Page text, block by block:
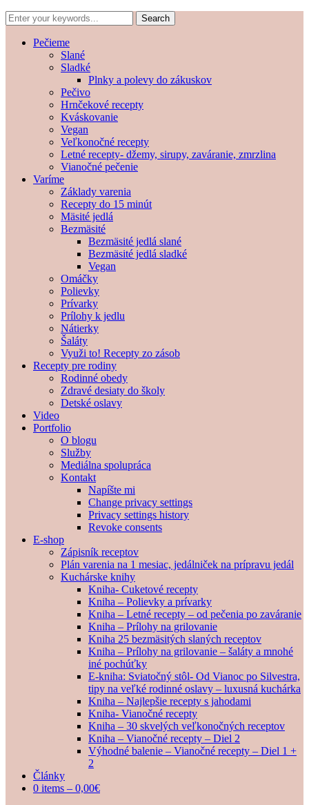
Pečieme
Slané
Sladké
Plnky a polevy do zákuskov
Pečivo
Hrnčekové recepty
Kváskovanie
Vegan
Veľkonočné recepty
Letné recepty- džemy, sirupy, zaváranie, zmrzlina
Vianočné pečenie
Varíme
Základy varenia
Recepty do 15 minút
Mäsité jedlá
Bezmäsité
Bezmäsité jedlá slané
Bezmäsité jedlá sladké
Vegan
Omáčky
Polievky
Prívarky
Prílohy k jedlu
Nátierky
Šaláty
Využi to! Recepty zo zásob
Recepty pre rodiny
Rodinné obedy
Zdravé desiaty do školy
Detské oslavy
Video
Portfolio
O blogu
Služby
Mediálna spolupráca
Kontakt
Napíšte mi
Change privacy settings
Privacy settings history
Revoke consents
E-shop
Zápisník receptov
Plán varenia na 1 mesiac, jedálniček na prípravu jedál
Kuchárske knihy
Kniha- Cuketové recepty
Kniha – Polievky a prívarky
Kniha – Letné recepty – od pečenia po zaváranie
Kniha – Prílohy na grilovanie
Kniha 25 bezmäsitých slaných receptov
Kniha – Prílohy na grilovanie – šaláty a mnohé
iné pochúťky
E-kniha: Sviatočný stôl- Od Vianoc po Silvestra,
tipy na veľké rodinné oslavy – luxusná kuchárka
Kniha – Najlepšie recepty s jahodami
Kniha- Vianočné recepty
Kniha – 30 skvelých veľkonočných receptov
Kniha – Vianočné recepty – Diel 2
Výhodné balenie – Vianočné recepty – Diel 1 +
2
Články
0 items – 0,00€